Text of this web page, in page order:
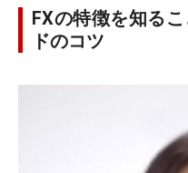
FXの特徴を知る
ドのコツ